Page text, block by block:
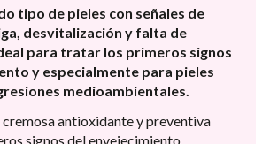
tipo de pieles con señales de
desvitalización y falta de
para tratar los primeros signos
y especialmente para pieles
medioambientales.
cremosa antioxidante y preventiva
signos del envejecimiento.